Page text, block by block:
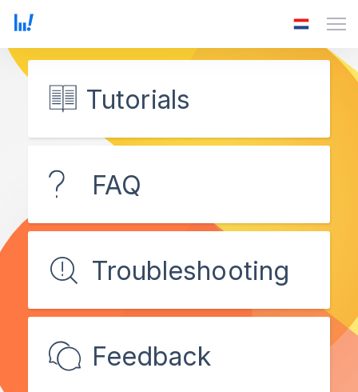
Tutorials
FAQ
Troubleshooting
Feedback